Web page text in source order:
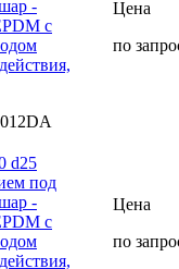
-
с
Цена
по
d25
под
-
с
Цена
по